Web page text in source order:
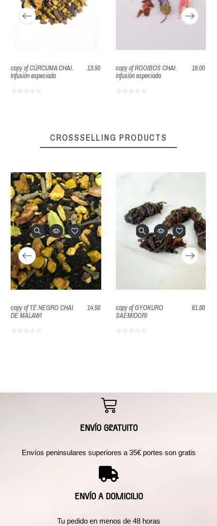
copy of CÚRCUMA CHAI.
Infusión especiada
13.50
copy of ROOIBOS CHAI.
Infusión especiada
16.00
CROSSSELLING PRODUCTS
copy of TÉ NEGRO CHAI
DE MALAWI
14.50
copy of GYOKURO
SAEMIDORI
61.60
ENVÍO GRATUITO
Envíos peninsulares superiores a 35€ portes son gratis
ENVÍO A DOMICILIO
Tu pedido en menos de 48 horas